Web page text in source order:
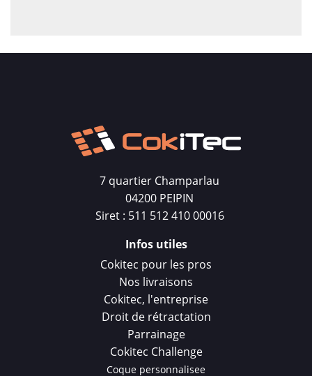
7 quartier Champarlau
04200 PEIPIN
Siret : 511 512 410 00016
Infos utiles
Cokitec pour les pros
Nos livraisons
Cokitec, l'entreprise
Droit de rétractation
Parrainage
Cokitec Challenge
Coque personnalisee